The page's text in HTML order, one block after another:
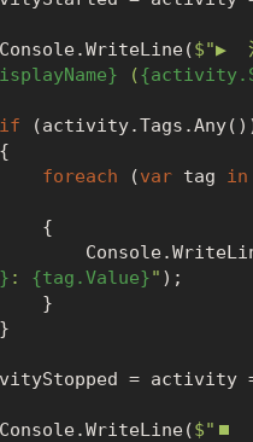
Console.WriteLine(
$"▶️
(
if
foreach (var tag in
: {tag.Value}" );
Console.WriteLine(
$"⏹️